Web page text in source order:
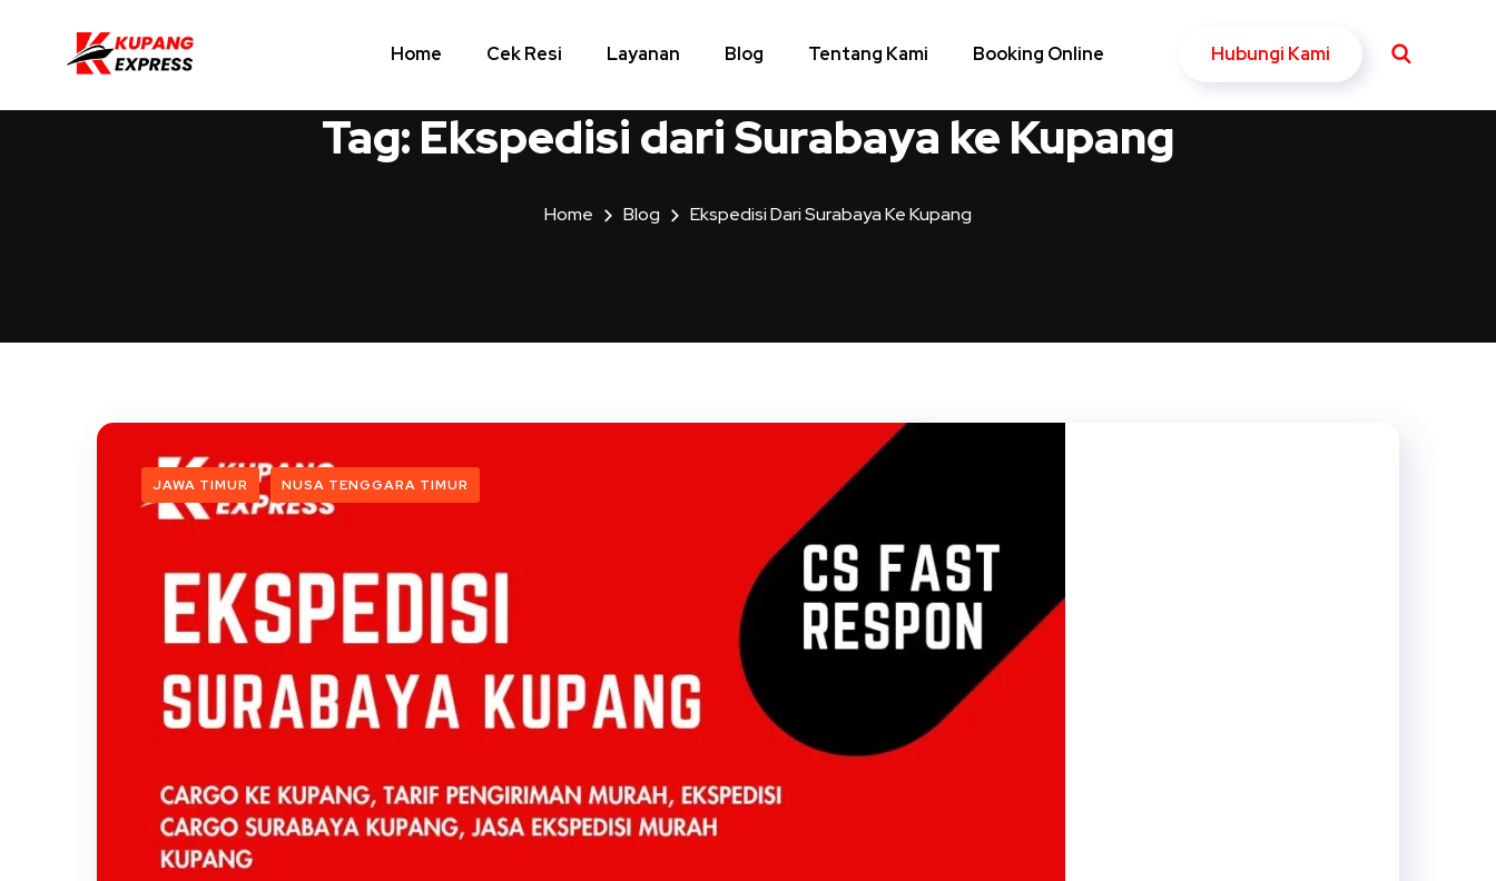
Home Cek Resi Layanan Blog Tentang Kami Booking Online Hubungi Kami
Tag: Ekspedisi dari Surabaya ke Kupang
Home Blog Ekspedisi Dari Surabaya Ke Kupang
JAWA TIMUR NUSA TENGGARA TIMUR